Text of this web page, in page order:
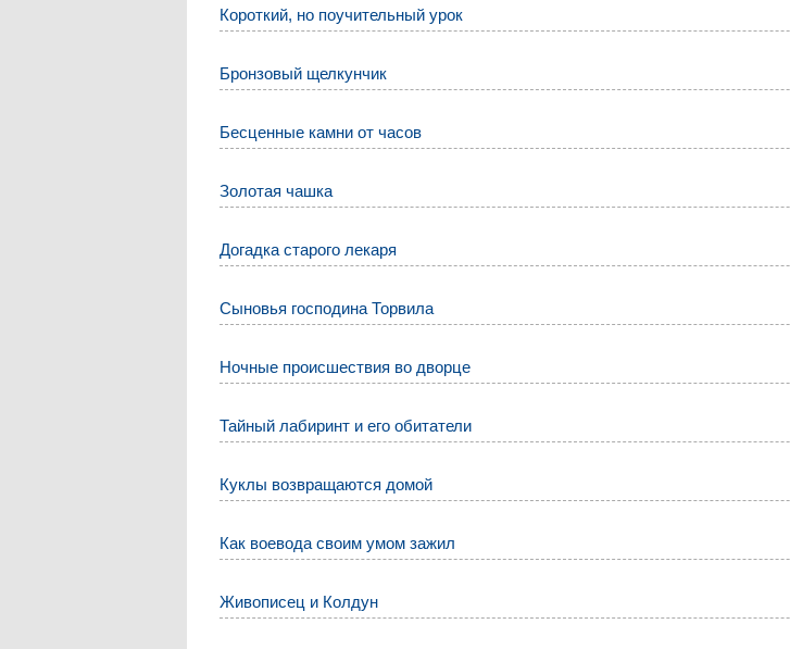
Короткий, но поучительный урок
Бронзовый щелкунчик
Бесценные камни от часов
Золотая чашка
Догадка старого лекаря
Сыновья господина Торвила
Ночные происшествия во дворце
Тайный лабиринт и его обитатели
Куклы возвращаются домой
Как воевода своим умом зажил
Живописец и Колдун